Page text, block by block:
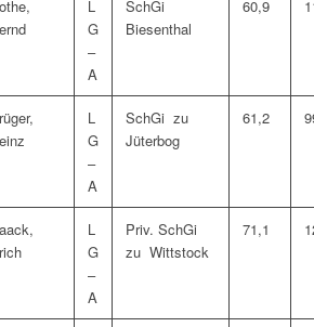
L
G
–
A
SchGi
Biesenthal
60,9
L
G
–
A
SchGi zu
Jüterbog
61,2
L
G
–
A
Priv. SchGi
zu Wittstock
71,1